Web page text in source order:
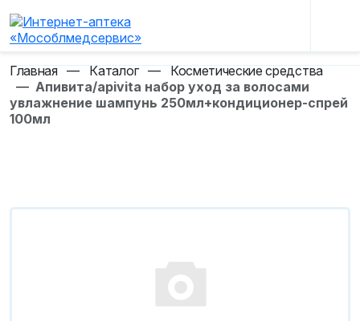
Главная — Каталог — Косметические средства
— Апивита/apivita набор уход за волосами
увлажнение шампунь 250мл+кондиционер-спрей
100мл